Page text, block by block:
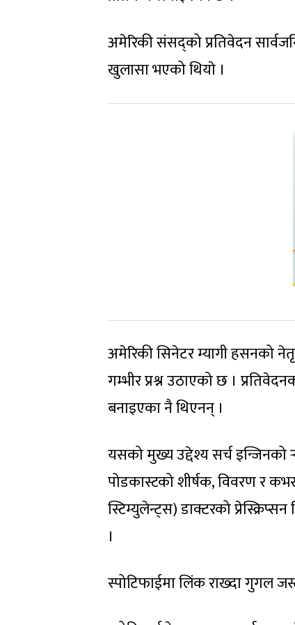
अमेरिकी संसद्को प्रतिवेदन
खुलासा भएको थियाे ।
अमेरिकी सिनेटर म्यागी हसनको
गम्भीर प्रश्न उठाएको छ ।
बनाइएका नै थिएनन् ।
यसको मुख्य उद्देश्य सर्च इन्जिनको
पोडकास्टको शीर्षक, विवरण र
स्टिम्युलेन्ट्स) डाक्टरको
।
स्पोटिफाईमा लिंक राख्दा गुगल